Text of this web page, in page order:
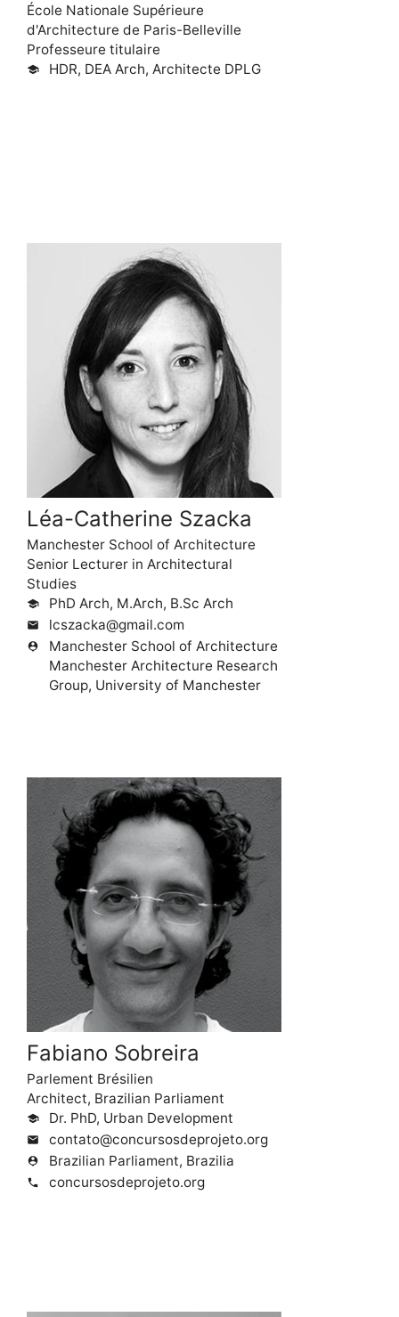
École Nationale Supérieure
d'Architecture de Paris-Belleville
Professeure titulaire
school HDR, DEA Arch, Architecte DPLG
Léa-Catherine Szacka
Manchester School of Architecture
Senior Lecturer in Architectural
Studies
school PhD Arch, M.Arch, B.Sc Arch
mail lcszacka@gmail.com
person_pin
Manchester School of Architecture
Manchester Architecture Research
Group, University of Manchester
Fabiano Sobreira
Parlement Brésilien
Architect, Brazilian Parliament
school Dr. PhD, Urban Development
mail contato@concursosdeprojeto.org
person_pin Brazilian Parliament, Brazilia
phone concursosdeprojeto.org